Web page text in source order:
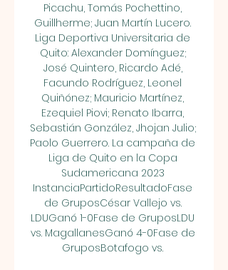
Picachu, Tomás Pochettino,
Guillherme; Juan Martín Lucero.
Liga Deportiva Universitaria de
Quito: Alexander Domínguez;
José Quintero, Ricardo Adé,
Facundo Rodríguez, Leonel
Quiñónez; Mauricio Martínez,
Ezequiel Piovi; Renato Ibarra,
Sebastián González, Jhojan Julio;
Paolo Guerrero. La campaña de
Liga de Quito en la Copa
Sudamericana 2023
InstanciaPartidoResultadoFase
de GruposCésar Vallejo vs.
LDUGanó 1-0Fase de GruposLDU
vs. MagallanesGanó 4-0Fase de
GruposBotafogo vs.